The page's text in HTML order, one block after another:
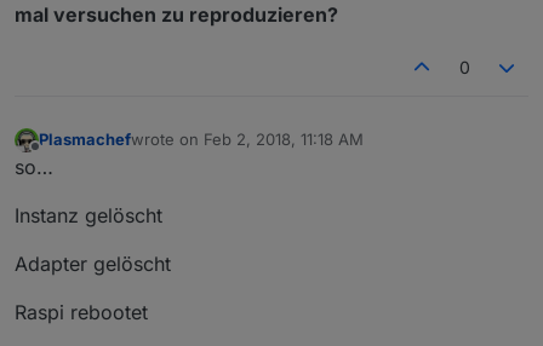
mal versuchen zu reproduzieren?
0
Offline
Plasmachefwrote on Feb 2, 2018, 11:18 AM
last edited by
so…
Instanz gelöscht
Adapter gelöscht
Raspi rebootet